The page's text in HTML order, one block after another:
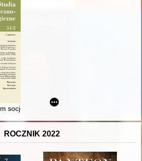
socjologiczny - recenzja]
ROCZNIK 2022